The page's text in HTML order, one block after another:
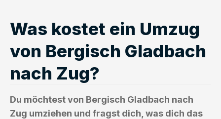
Was kostet ein Umzug
von Bergisch Gladbach
nach Zug?
Du möchtest von Bergisch Gladbach nach
Zug umziehen und fragst dich, was dich das